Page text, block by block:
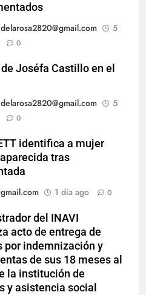
5
0
Joséfa Castillo en el
5
0
identifica a mujer
tras
1 día ago 0
del INAVI
acto de entrega de
por indemnización y
de sus 18 meses al
la institución de
y asistencia social